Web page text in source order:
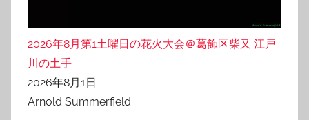
2026年8月第1土曜日の花火大会＠葛飾区柴又 江戸
川の土手
2026年8月1日
Arnold Summerfield